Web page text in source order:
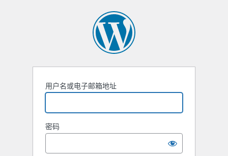
用户名或电子邮箱地址
密码